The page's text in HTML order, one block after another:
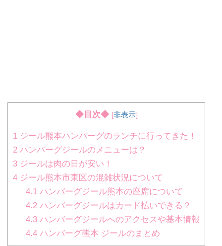
◆目次◆ [非表示]
1 ジール熊本ハンバーグのランチに行ってきた！
2 ハンバーグジールのメニューは？
3 ジールは肉の日が安い！
4 ジール熊本市東区の混雑状況について
4.1ハンバーグジール熊本の座席について
4.2ハンバーグジールはカード払いできる？
4.3ハンバーグジールへのアクセスや基本情報
4.4ハンバーグ熊本 ジールのまとめ